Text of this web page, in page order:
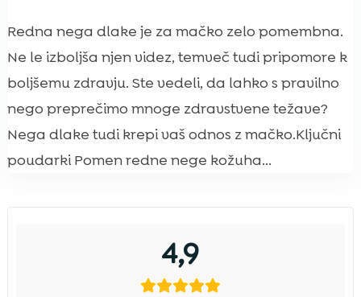
Redna nega dlake je za mačko zelo pomembna.
Ne le izboljša njen videz, temveč tudi pripomore k
boljšemu zdravju. Ste vedeli, da lahko s pravilno
nego preprečimo mnoge zdravstvene težave?
Nega dlake tudi krepi vaš odnos z mačko.Ključni
poudarki Pomen redne nege kožuha...
4,9